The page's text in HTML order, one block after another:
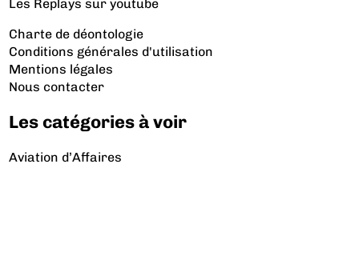
Les Replays sur youtube
Charte de déontologie
Conditions générales d'utilisation
Mentions légales
Nous contacter
Les catégories à voir
Aviation d’Affaires